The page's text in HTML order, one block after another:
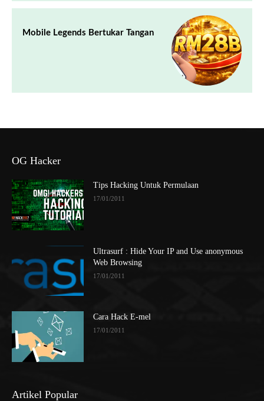
Mobile Legends Bertukar Tangan
OG Hacker
Tips Hacking Untuk Permulaan
17/01/2011
Ultrasurf : Hide Your IP and Use anonymous
Web Browsing
17/01/2011
Cara Hack E-mel
17/01/2011
Artikel Popular